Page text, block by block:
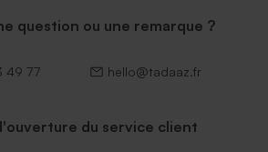
question ou une remarque ?
49 77 hello@tadaaz.fr
du service client